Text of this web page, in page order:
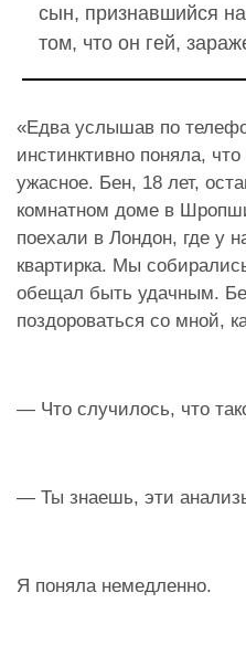
сын, признавшийся
том, что он гей,
«Едва услышав по
инстинктивно поняла,
ужасное. Бен, 18 лет,
комнатном доме в
поехали в Лондон, где у
квартирка. Мы
обещал быть удачным.
поздороваться со мной,
— Что случилось, что
— Ты знаешь, эти
Я поняла немедленно.